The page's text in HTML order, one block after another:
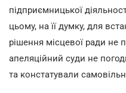
підприємницької
цьому, на її думку, для
рішення місцевої ради не
апеляційний суди не
та констатували